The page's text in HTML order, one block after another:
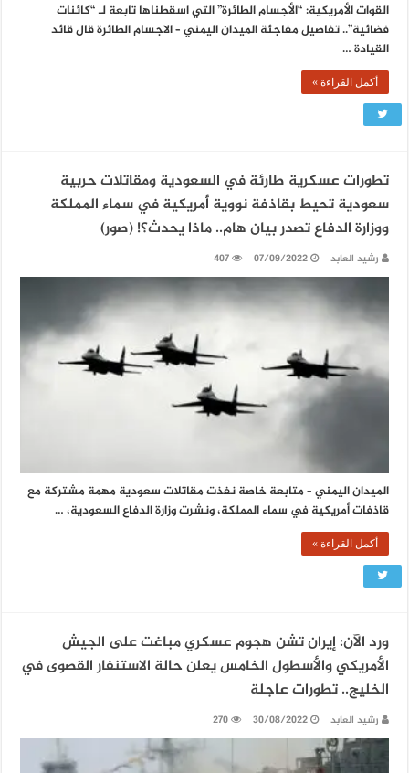
القوات الأمريكية: “الأجسام الطائرة” التي اسقطناها تابعة لـ “كائنات
فضائية”.. تفاصيل مفاجئة الميدان اليمني – الاجسام الطائرة قال قائد
القيادة …
أكمل القراءة »
تطورات عسكرية طارئة في السعودية ومقاتلات حربية
سعودية تحيط بقاذفة نووية أمريكية في سماء المملكة
ووزارة الدفاع تصدر بيان هام.. ماذا يحدث؟! (صور)
رشيد العابد 07/09/2022
407
الميدان اليمني – متابعة خاصة نفذت مقاتلات سعودية مهمة مشتركة مع
قاذفات أمريكية في سماء المملكة، ونشرت وزارة الدفاع السعودية، …
أكمل القراءة »
ورد الآن: إيران تشن هجوم عسكري مباغت على الجيش
الأمريكي والأسطول الخامس يعلن حالة الاستنفار القصوى في
الخليج.. تطورات عاجلة
رشيد العابد 30/08/2022
270